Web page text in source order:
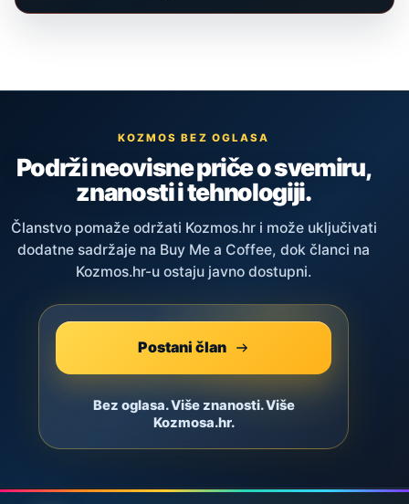
KOZMOS BEZ OGLASA
Podrži neovisne priče o svemiru,
znanosti i tehnologiji.
Članstvo pomaže održati Kozmos.hr i može uključivati
dodatne sadržaje na Buy Me a Coffee, dok članci na
Kozmos.hr-u ostaju javno dostupni.
Postani član
Bez oglasa. Više znanosti. Više
Kozmosa.hr.